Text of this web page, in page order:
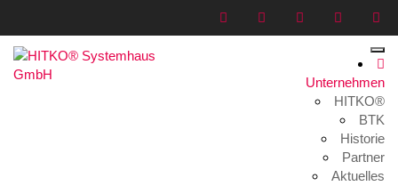
Unternehmen
HITKO®
BTK
Historie
Partner
Aktuelles
Cert+Partner_2023_Patrick_Hayduk
Cert+Partner_2023_Patrick_Hayduk